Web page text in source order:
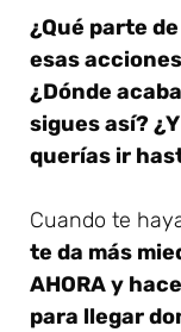
¿Qué parte
esas
¿Dónde
sigues así?
querías ir
Cuando te
te da más
AHORA y
para llegar